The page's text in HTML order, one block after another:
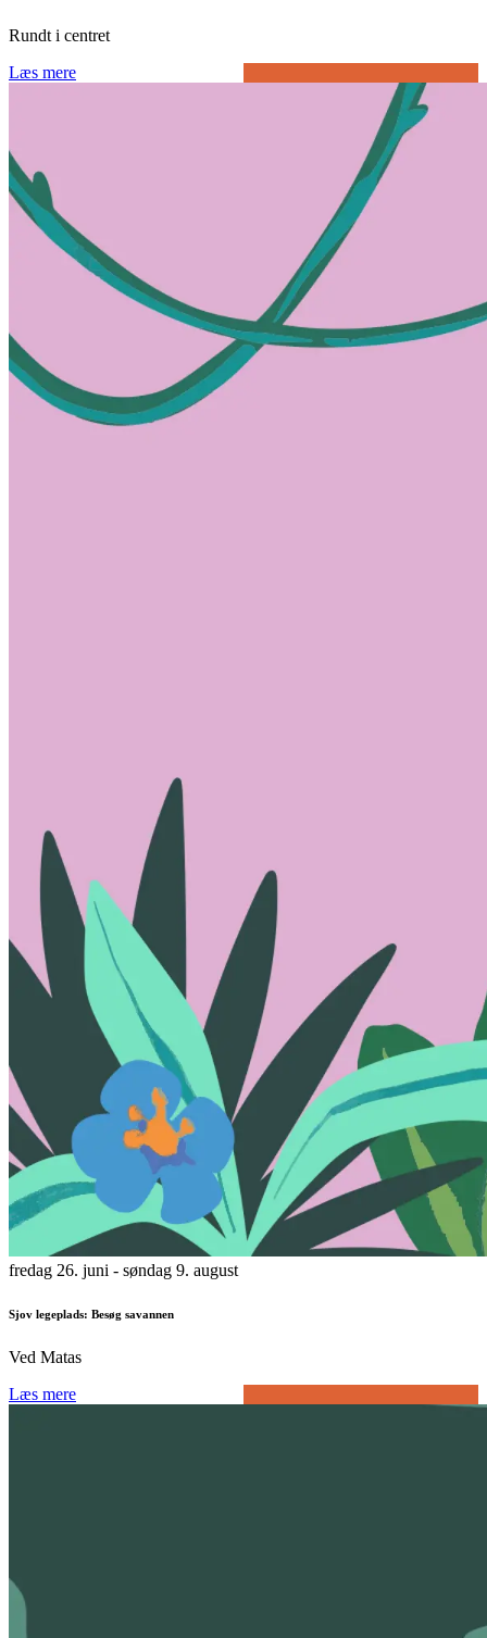
Rundt i centret
Læs mere
fredag 26. juni - søndag 9. august
Sjov legeplads: Besøg savannen
Ved Matas
Læs mere